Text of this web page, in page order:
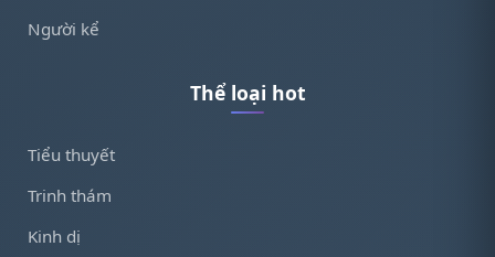
Người kể
Thể loại hot
Tiểu thuyết
Trinh thám
Kinh dị